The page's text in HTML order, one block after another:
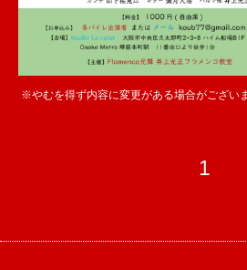
※やむを得ず内容に変更がある場合がござい
1